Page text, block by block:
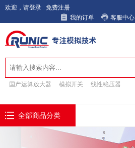
欢迎，请登录 免费注册
我的订单
客服中心
国产运算放大器 模拟开关 线性稳压器
全部商品分类